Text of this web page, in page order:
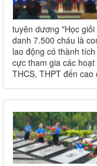
tuyên dương "Học
danh 7.500 cháu là
lao động có thành
cực tham gia các
THCS, THPT đến cao